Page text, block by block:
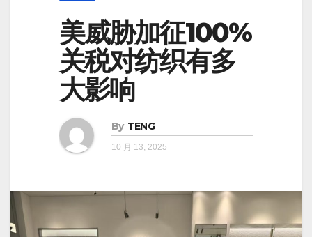
美威胁加征100%
关税对纺织有多
大影响
By TENG
10 月 13, 2025